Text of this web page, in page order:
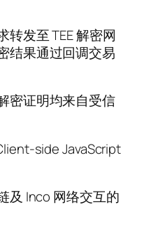
转发至 TEE 解密网
结果通过回调交易
密证明均来自受信
side JavaScript
及 Inco 网络交互的